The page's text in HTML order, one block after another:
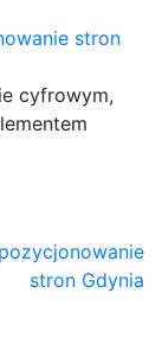
stron
cyfrowym,
stron Gdynia